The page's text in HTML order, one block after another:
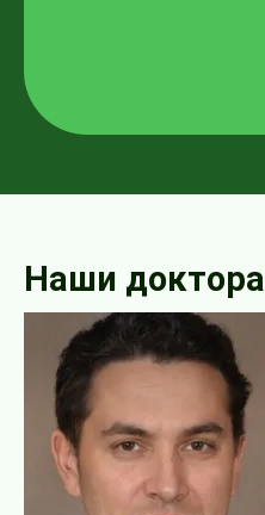
Наши доктора